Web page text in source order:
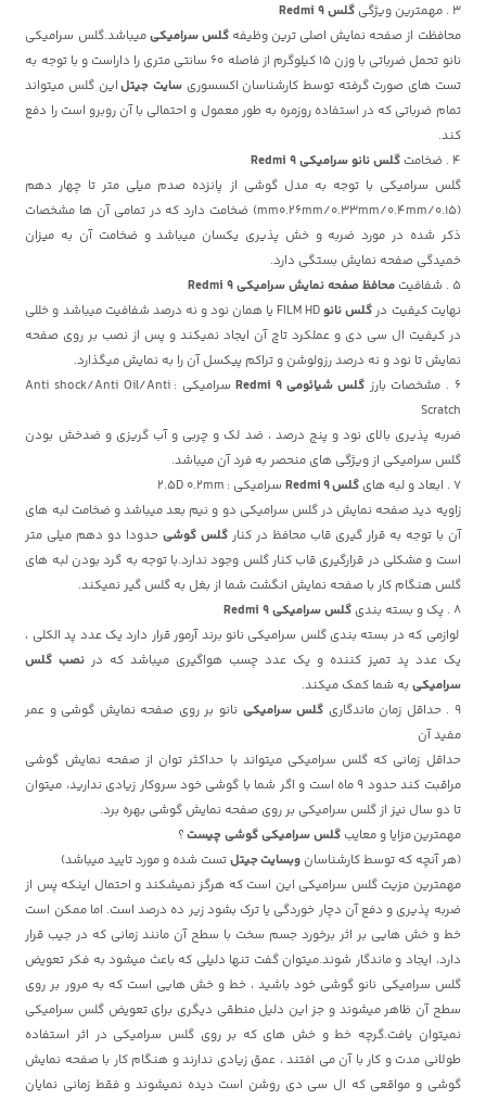
3 . مهمترین ویژگی
گلس Redmi 9
محافظت از صفحه نمایش اصلی ترین وظیفهگلس سرامیکیمیباشد.گلس سرامیکی
نانو تحمل ضرباتی با وزن 15 کیلوگرم از فاصله 60 سانتی متری را داراست و با توجه به
تست های صورت گرفته توسط کارشناسان اکسسوری سایت جیتلاین گلس میتواند
تمام ضرباتی که در استفاده روزمره به طور معمول و احتمالی با آن روبرو است را دفع
کند.
4 . ضخامت
گلس نانو سرامیکی Redmi 9
گلس سرامیکی با توجه به مدل گوشی از پانزده صدم میلی متر تا چهار دهم
(0.15/mm0.26mm/0.33mm/0.4mm) ضخامت دارد که در تمامی آن ها مشخصات
ذکر شده در مورد ضربه و خش پذیری یکسان میباشد و ضخامت آن به میزان
خمیدگی صفحه نمایش بستگی دارد.
5 . شفافیت
محافظ صفحه نمایش سرامیکی Redmi 9
نهایت کیفیت در گلس نانو
FILM HD یا همان نود و نه درصد شفافیت میباشد و خللی
در کیفیت ال سی دی و عملکرد تاچ آن ایجاد نمیکند و پس از نصب بر روی صفحه
نمایش تا نود و نه درصد رزولوشن و تراکم پیکسل آن را به نمایش میگذارد.
6 . مشخصات بارز
گلسشیائومی
سرامیکی : Anti shock/Anti Oil/Anti
Scratch
ضربه پذیری بالای نود و پنج درصد ، ضد لک و چربی و آب گریزی و ضدخش بودن
گلس سرامیکی از ویژگی های منحصر به فرد آن میباشد.
7 . ابعاد و لبه های
گلس Redmi 9
سرامیکی : 2.5D 0.2mm
زاویه دید صفحه نمایش در گلس سرامیکی دو و نیم بعد میباشد و ضخامت لبه های
آن با توجه به قرار گیری قاب محافظ در کنار گلس گوشیحدودا دو دهم میلی متر
است و مشکلی در قرارگیری قاب کنار گلس وجود ندارد.با توجه به گرد بودن لبه های
گلس هنگام کار با صفحه نمایش انگشت شما از بغل به گلس گیر نمیکند.
8 . پک و بسته بندی
گلس سرامیکی Redmi 9
لوازمی که در بسته بندی گلس سرامیکی نانو برند آرمور قرار دارد یک عدد پد الکلی ،
یک عدد پد تمیز کننده و یک عدد چسب هواگیری میباشد که در نصب گلس
سرامیکی به شما کمک میکند.
9 . حداقل زمان ماندگاری
گلس سرامیکی نانو بر روی صفحه نمایش گوشی و عمر
مفید آن
حداقل زمانی که گلس سرامیکی میتواند با حداکثر توان از صفحه نمایش گوشی
مراقبت کند حدود 9 ماه است و اگر شما با گوشی خود سروکار زیادی ندارید، میتوان
تا دو سال نیز از گلس سرامیکی بر روی صفحه نمایش گوشی بهره برد.
مهمترین مزایا و معایب گلس سرامیکی گوشی چیست؟
(هر آنچه که توسط کارشناسانوبسایت جیتلتست شده و مورد تایید میباشد)
مهمترین مزیت گلس سرامیکی این است که هرگز نمیشکند و احتمال اینکه پس از
ضربه پذیری و دفع آن دچار خوردگی یا ترک بشود زیر ده درصد است. اما ممکن است
خط و خش هایی بر اثر برخورد جسم سخت با سطح آن مانند زمانی که در جیب قرار
دارد، ایجاد و ماندگار شوند.میتوان گفت تنها دلیلی که باعث میشود به فکر تعویض
گلس سرامیکی نانو گوشی خود باشید ، خط و خش هایی است که به مرور بر روی
سطح آن ظاهر میشوند و جز این دلیل منطقی دیگری برای تعویض گلس سرامیکی
نمیتوان یافت.گرچه خط و خش های که بر روی گلس سرامیکی در اثر استفاده
طولانی مدت و کار با آن می افتند ، عمق زیادی ندارند و هنگام کار با صفحه نمایش
گوشی و مواقعی که ال سی دی روشن است دیده نمیشوند و فقط زمانی نمایان